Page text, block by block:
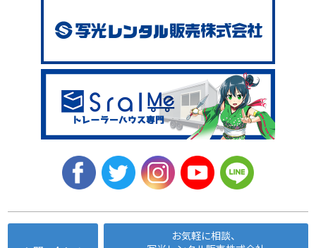
お気軽に相談、